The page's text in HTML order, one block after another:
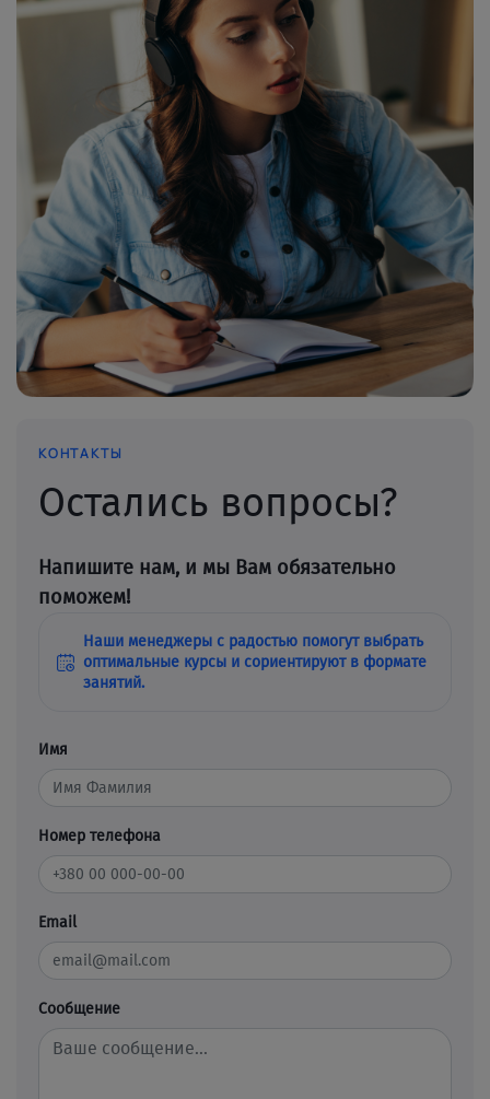
КОНТАКТЫ
Остались вопросы?
Напишите нам, и мы Вам обязательно
поможем!
Наши менеджеры с радостью помогут выбрать
оптимальные курсы и сориентируют в формате
занятий.
Имя
Номер телефона
Email
Сообщение